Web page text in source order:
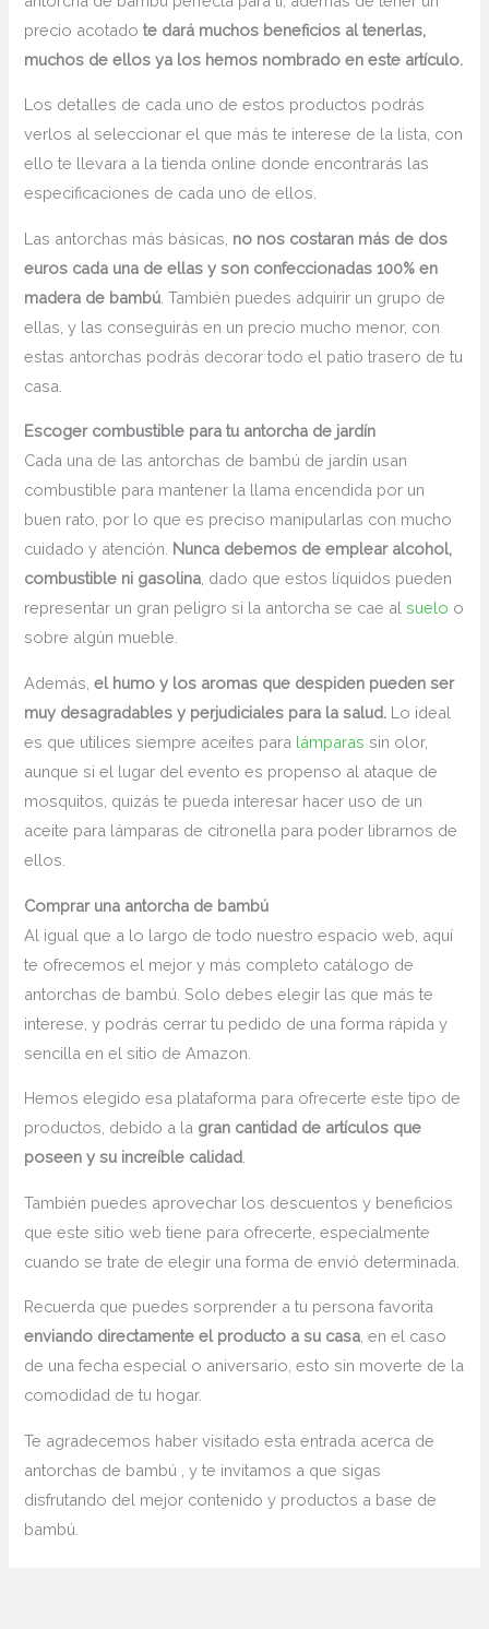
precio acotadote dará muchos beneficios al tenerlas,
muchos de ellos ya los hemos nombrado en este artículo.
Los detalles de cada uno de estos productos podrás
verlos al seleccionar el que más te interese de la lista, con
ello te llevara a la tienda online donde encontrarás las
especificaciones de cada uno de ellos.
Las antorchas más básicas, no nos costaran más de dos
euros cada una de ellas y son confeccionadas 100% en
madera de bambú . También puedes adquirir un grupo de
ellas, y las conseguirás en un precio mucho menor, con
estas antorchas podrás decorar todo el patio trasero de tu
casa.
Escoger combustible para tu antorcha de jardín
Cada una de las antorchas de bambú de jardín usan
combustible para mantener la llama encendida por un
buen rato, por lo que es preciso manipularlas con mucho
cuidado y atención. Nunca debemos de emplear alcohol,
combustible ni gasolina , dado que estos líquidos pueden
representar un gran peligro si la antorcha se cae alsuelo o
sobre algún mueble.
Además, el humo y los aromas que despiden pueden ser
muy desagradables y perjudiciales para la salud. Lo ideal
es que utilices siempre aceites para lámparas sin olor,
aunque si el lugar del evento es propenso al ataque de
mosquitos, quizás te pueda interesar hacer uso de un
aceite para lámparas de citronella para poder librarnos de
ellos.
Comprar una antorcha de bambú
Al igual que a lo largo de todo nuestro espacio web, aquí
te ofrecemos el mejor y más completo catálogo de
antorchas de bambú. Solo debes elegir las que más te
interese, y podrás cerrar tu pedido de una forma rápida y
sencilla en el sitio de Amazon.
Hemos elegido esa plataforma para ofrecerte este tipo de
productos, debido a la gran cantidad de artículos que
poseen y su increíble calidad
También puedes aprovechar los descuentos y beneficios
que este sitio web tiene para ofrecerte, especialmente
cuando se trate de elegir una forma de envió determinada.
Recuerda que puedes sorprender a tu persona favorita
enviando directamente el producto a su casa , en el caso
de una fecha especial o aniversario, esto sin moverte de la
comodidad de tu hogar.
Te agradecemos haber visitado esta entrada acerca de
antorchas de bambú , y te invitamos a que sigas
disfrutando del mejor contenido y productos a base de
bambú.